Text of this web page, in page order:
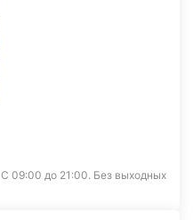
С 09:00 до 21:00. Без выходных